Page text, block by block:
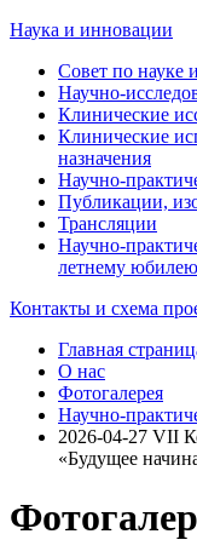
Наука и инновации
Совет по науке
Научно-
Клинические
Клинические
назначения
Научно-
Публикации,
Трансляции
Научно-
летнему
Контакты и схема
Главная
О нас
Фотогалерея
Научно-
2026-04-27 VII
«Будущее